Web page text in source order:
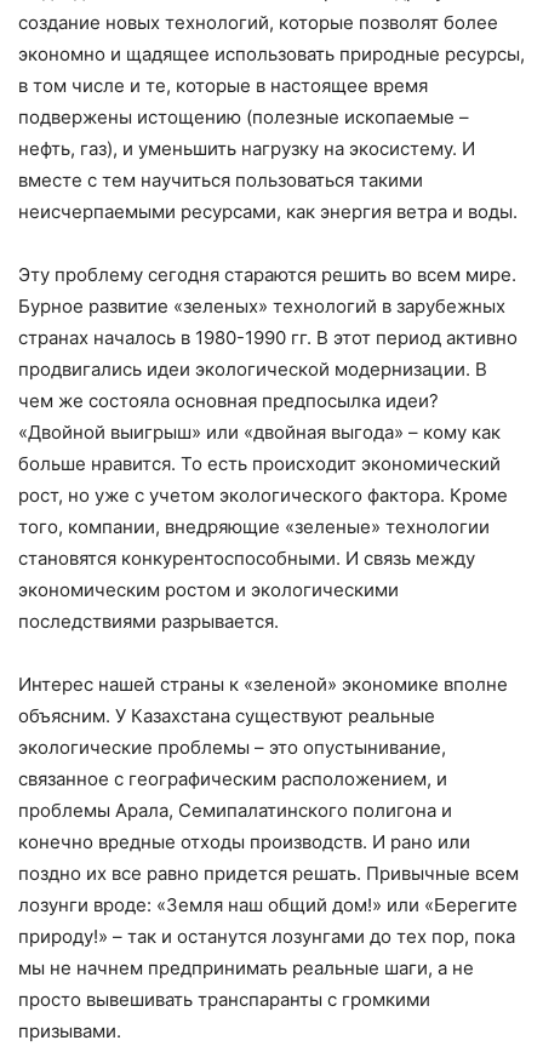
создание новых технологий, которые позволят более
экономно и щадящее использовать природные ресурсы,
в том числе и те, которые в настоящее время
подвержены истощению (полезные ископаемые –
нефть, газ), и уменьшить нагрузку на экосистему. И
вместе с тем научиться пользоваться такими
неисчерпаемыми ресурсами, как энергия ветра и воды.
Эту проблему сегодня стараются решить во всем мире.
Бурное развитие «зеленых» технологий в зарубежных
странах началось в 1980-1990 гг. В этот период активно
продвигались идеи экологической модернизации. В
чем же состояла основная предпосылка идеи?
«Двойной выигрыш» или «двойная выгода» – кому как
больше нравится. То есть происходит экономический
рост, но уже с учетом экологического фактора. Кроме
того, компании, внедряющие «зеленые» технологии
становятся конкурентоспособными. И связь между
экономическим ростом и экологическими
последствиями разрывается.
Интерес нашей страны к «зеленой» экономике вполне
объясним. У Казахстана существуют реальные
экологические проблемы – это опустынивание,
связанное с географическим расположением, и
проблемы Арала, Семипалатинского полигона и
конечно вредные отходы производств. И рано или
поздно их все равно придется решать. Привычные всем
лозунги вроде: «Земля наш общий дом!» или «Берегите
природу!» – так и останутся лозунгами до тех пор, пока
мы не начнем предпринимать реальные шаги, а не
просто вывешивать транспаранты с громкими
призывами.